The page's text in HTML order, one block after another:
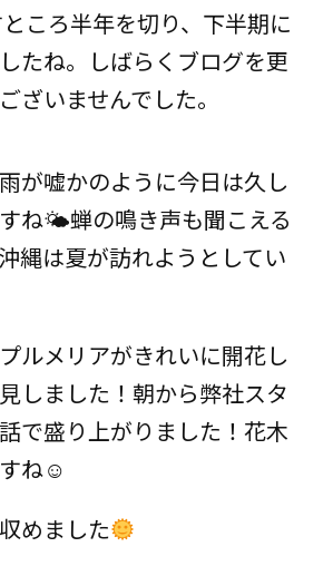
ころ半年を切り、下半期に
たね。しばらくブログを更
ざいませんでした。
が嘘かのように今日は久し
ね🌤蝉の鳴き声も聞こえる
縄は夏が訪れようとしてい
ルメリアがきれいに開花し
しました！朝から弊社スタ
で盛り上がりました！花木
ね☺
めました